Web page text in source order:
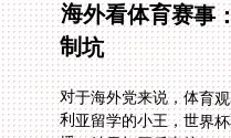
海外看体育赛事
制坑
对于海外党来说，体育
利亚留学的小王，世界
播，结果打开后直接提
作的小李，习惯用B站
出来，显示“当前地区不
咕视频看世界杯中文解
播放”的字样。就连欧
开国内平台也常常遇到
版权协议的地域范围，